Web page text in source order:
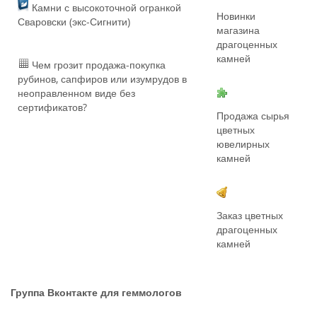
Камни с высокоточной огранкой
Сваровски (экс-Сигнити)
Чем грозит продажа-покупка
рубинов, сапфиров или изумрудов в
неоправленном виде без
сертификатов?
Новинки
магазина
драгоценных
камней
Продажа сырья
цветных
ювелирных
камней
Заказ цветных
драгоценных
камней
Группа Вконтакте для геммологов